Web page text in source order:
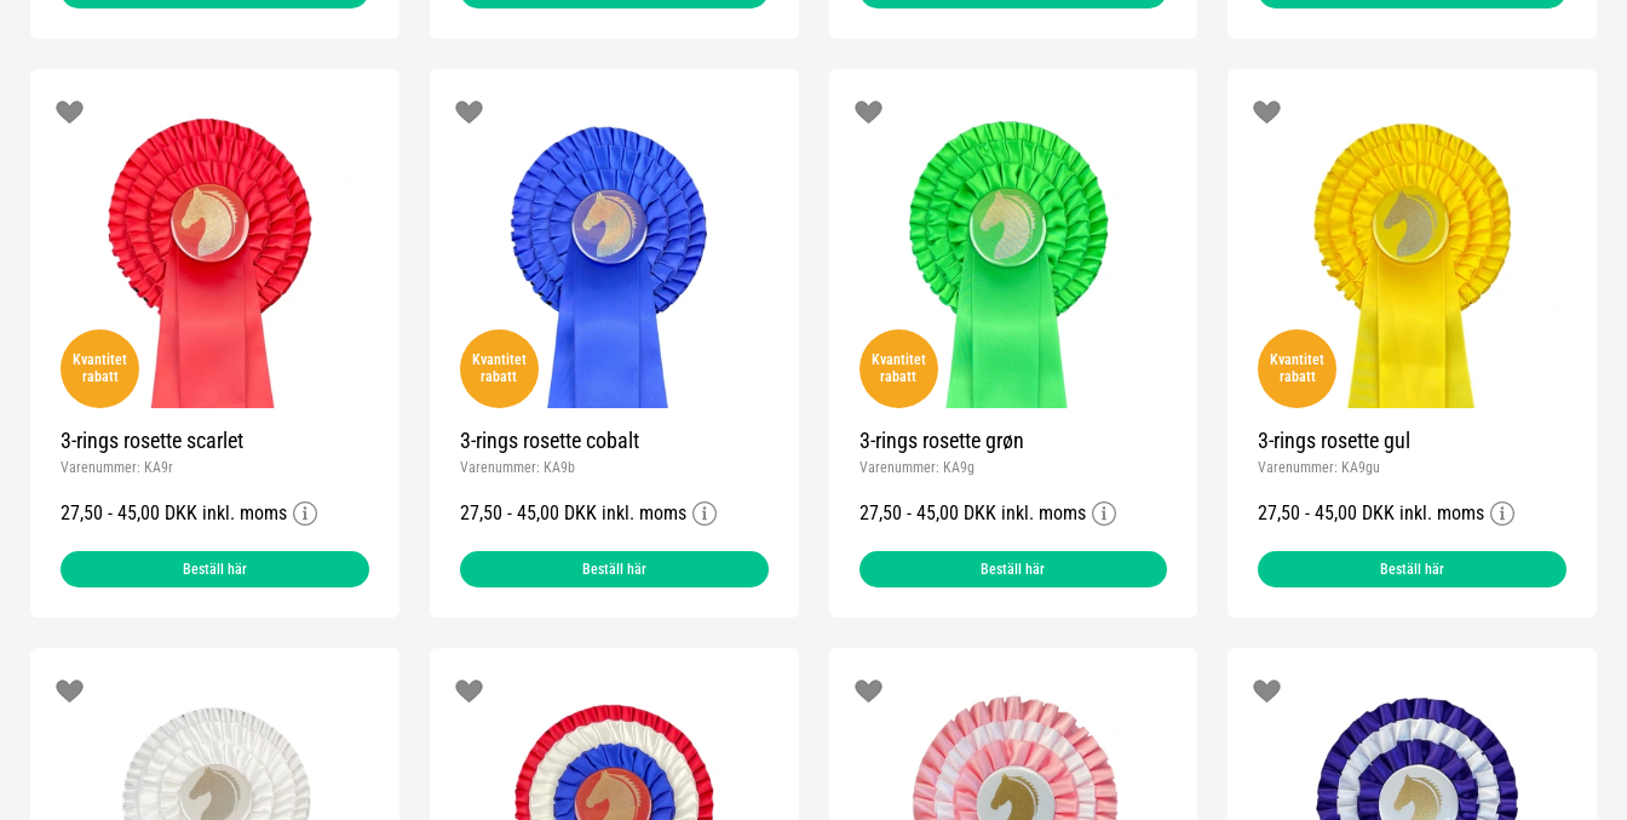
Kvantitet
rabatt
3-rings rosette scarlet
Varenummer: KA9r
27,50 - 45,00 DKK inkl. moms
Beställ här
Kvantitet
rabatt
3-rings rosette cobalt
Varenummer: KA9b
27,50 - 45,00 DKK inkl. moms
Beställ här
Kvantitet
rabatt
3-rings rosette grøn
Varenummer: KA9g
27,50 - 45,00 DKK inkl. moms
Beställ här
Kvantitet
rabatt
3-rings rosette gul
Varenummer: KA9gu
27,50 - 45,00 DKK inkl. moms
Beställ här